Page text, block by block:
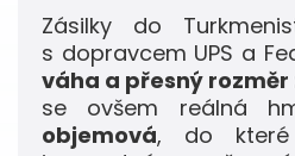
Zásilky do
s dopravcem UPS a
váha a přesný rozměr
se ovšem reálná
objemová, do které